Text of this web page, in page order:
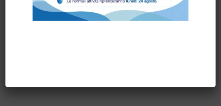
GENERICA, ROSSO,VERDE